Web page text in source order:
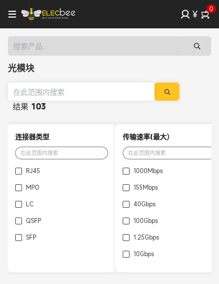
¥ 0
光模块
结果 103
连接器类型
RJ45
MPO
LC
QSFP
SFP
传输速率(最大）
1000Mbps
155Mbps
40Gbps
100Gbps
1.25Gbps
10Gbps